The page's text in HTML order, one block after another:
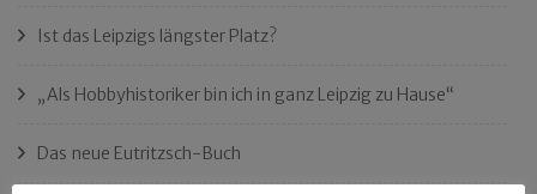
Ist das Leipzigs längster Platz?
„Als Hobbyhistoriker bin ich in ganz Leipzig zu Hause“
Das neue Eutritzsch-Buch